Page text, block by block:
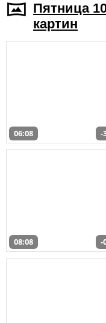
Пятница
картин
06:08 -
08:08 -